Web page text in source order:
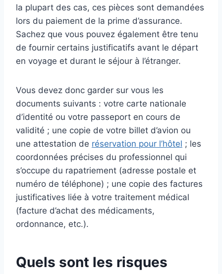
la plupart des cas, ces pièces sont demandées
lors du paiement de la prime d’assurance.
Sachez que vous pouvez également être tenu
de fournir certains justificatifs avant le départ
en voyage et durant le séjour à l’étranger.
Vous devez donc garder sur vous les
documents suivants : votre carte nationale
d’identité ou votre passeport en cours de
validité ; une copie de votre billet d’avion ou
une attestation de réservation pour l’hôtel ; les
coordonnées précises du professionnel qui
s’occupe du rapatriement (adresse postale et
numéro de téléphone) ; une copie des factures
justificatives liée à votre traitement médical
(facture d’achat des médicaments,
ordonnance, etc.).
Quels sont les risques